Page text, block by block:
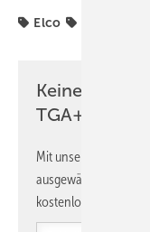
Elco
Keine Zeit?
TGA+E
Mit unserem
ausgewählte
kostenlos direkt ins